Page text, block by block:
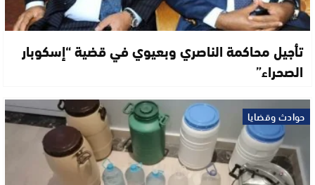
تأجيل محاكمة الناصري وبعيوي في قضية “إسكوبار
الصحراء”
حوادث وقضايا